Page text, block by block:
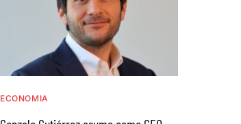
ECONOMIA